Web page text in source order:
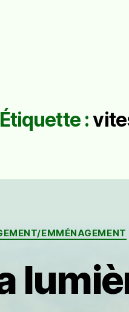
Étiquette :
Catégories
EMMÉNAGEMENT